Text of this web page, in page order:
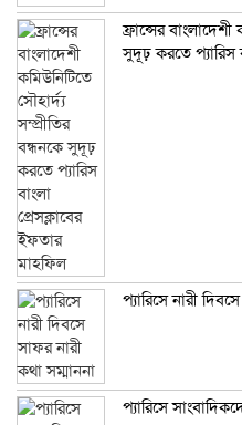
ফ্রান্সের
সুদূঢ় করতে প্যারিস
প্যারিসে নারী
প্যারিসে